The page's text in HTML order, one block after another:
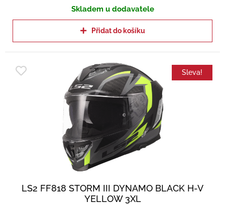
Skladem u dodavatele
Přidat do košíku
Sleva!
LS2 FF818 STORM III DYNAMO BLACK H-V
YELLOW 3XL